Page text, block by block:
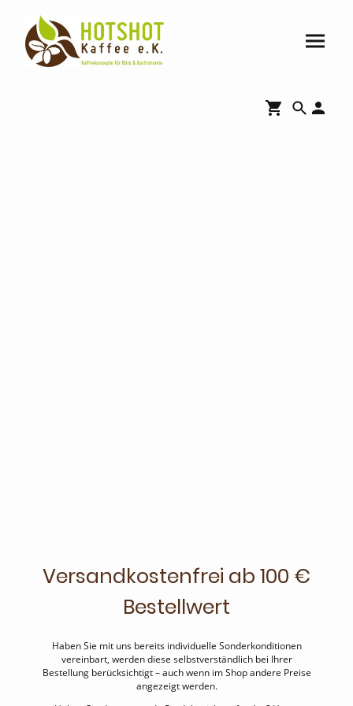
Versandkostenfrei ab 100 €
Bestellwert
Haben Sie mit uns bereits individuelle Sonderkonditionen
vereinbart, werden diese selbstverständlich bei Ihrer
Bestellung berücksichtigt – auch wenn im Shop andere Preise
angezeigt werden.